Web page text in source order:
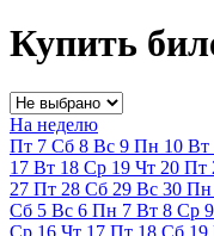
Купить
На неделю
Пт 7 Сб 8 Вс 9 Пн 10 Вт
17 Вт 18 Ср 19 Чт 20 Пт
27 Пт 28 Сб 29 Вс 30 Пн
Сб 5 Вс 6 Пн 7 Вт 8 Ср 9
Ср 16 Чт 17 Пт 18 Сб 19